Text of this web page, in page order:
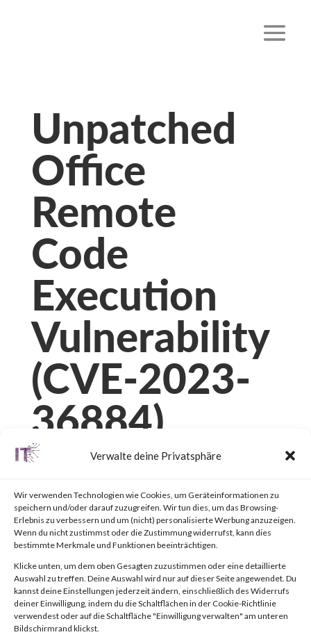
Verwalte deine Privatsphäre
Wir verwenden Technologien wie Cookies, um Geräteinformationen zu
speichern und/oder darauf zuzugreifen. Wir tun dies, um das Browsing-
Erlebnis zu verbessern und um (nicht) personalisierte Werbung anzuzeigen.
Wenn du nicht zustimmst oder die Zustimmung widerrufst, kann dies
bestimmte Merkmale und Funktionen beeinträchtigen.
Klicke unten, um dem oben Gesagten zuzustimmen oder eine detaillierte
Auswahl zu treffen. Deine Auswahl wird nur auf dieser Seite angewendet. Du
kannst deine Einstellungen jederzeit ändern, einschließlich des Widerrufs
deiner Einwilligung, indem du die Schaltflächen in der Cookie-Richtlinie
verwendest oder auf die Schaltfläche "Einwilligung verwalten" am unteren
Bildschirmrand klickst.
Unpatched
Office
Remote
Code
Execution
Vulnerability
(CVE-2023-
36884)
von 15. Juli 2023|Unkategorisiert|0 Kommentare
Facebook 0
What is the Attack?
On June 11, 2023, Microsoft